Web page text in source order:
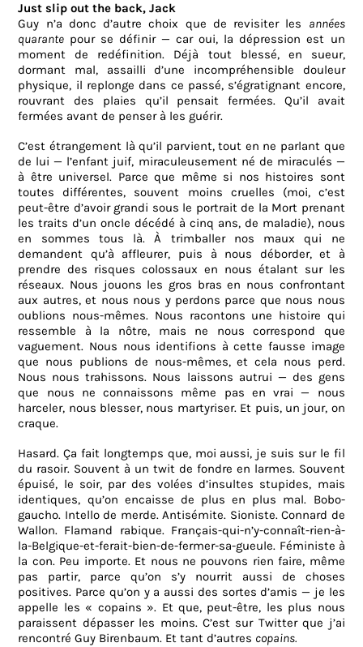
Just slip out the back, Jack
Guy n’a donc d’autre choix que de revisiter les années
quarante pour se définir — car oui, la dépression est un
moment de redéfinition. Déjà tout blessé, en sueur,
dormant mal, assailli d’une incompréhensible douleur
physique, il replonge dans ce passé, s’égratignant encore,
rouvrant des plaies qu’il pensait fermées. Qu’il avait
fermées avant de penser à les guérir.
C’est étrangement là qu’il parvient, tout en ne parlant que
de lui — l’enfant juif, miraculeusement né de miraculés —
à être universel. Parce que même si nos histoires sont
toutes différentes, souvent moins cruelles (moi, c’est
peut-être d’avoir grandi sous le portrait de la Mort prenant
les traits d’un oncle décédé à cinq ans, de maladie), nous
en sommes tous là. À trimballer nos maux qui ne
demandent qu’à affleurer, puis à nous déborder, et à
prendre des risques colossaux en nous étalant sur les
réseaux. Nous jouons les gros bras en nous confrontant
aux autres, et nous nous y perdons parce que nous nous
oublions nous-mêmes. Nous racontons une histoire qui
ressemble à la nôtre, mais ne nous correspond que
vaguement. Nous nous identifions à cette fausse image
que nous publions de nous-mêmes, et cela nous perd.
Nous nous trahissons. Nous laissons autrui — des gens
que nous ne connaissons même pas en vrai — nous
harceler, nous blesser, nous martyriser. Et puis, un jour, on
craque.
Hasard. Ça fait longtemps que, moi aussi, je suis sur le fil
du rasoir. Souvent à un twit de fondre en larmes. Souvent
épuisé, le soir, par des volées d’insultes stupides, mais
identiques, qu’on encaisse de plus en plus mal. Bobo-
gaucho. Intello de merde. Antisémite. Sioniste. Connard de
Wallon. Flamand rabique. Français-qui-n’y-connaît-rien-à-
la-Belgique-et-ferait-bien-de-fermer-sa-gueule. Féministe à
la con. Peu importe. Et nous ne pouvons rien faire, même
pas partir, parce qu’on s’y nourrit aussi de choses
positives. Parce qu’on y a aussi des sortes d’amis — je les
appelle les « copains ». Et que, peut-être, les plus nous
paraissent dépasser les moins. C’est sur Twitter que j’ai
rencontré Guy Birenbaum. Et tant d’autres copains.